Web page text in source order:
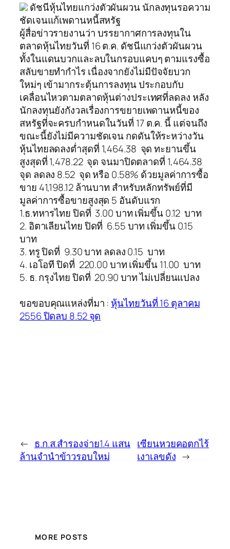
ดัชนีหุ้นไทยแกว่งตัวผันผวน นักลงทุนรอความ
ชัดเจนแก้เพดานหนี้สหรัฐ
ผู้สื่อข่าวรายงานว่า บรรยากาศการลงทุนใน
ตลาดหุ้นไทยวันที่ 16 ต.ค. ดัชนีแกว่งตัวผันผวน
ทั้งในแดนบวกและลบในกรอบแคบๆ ตามแรงซื้อ
สลับขายทำกำไร เนื่องจากยังไม่มีปัจจัยบวก
ใหม่ๆ เข้ามากระตุ้นการลงทุน ประกอบกับ
เคลื่อนไหวตามตลาดหุ้นต่างประเทศที่ลดลง หลัง
นักลงทุนยังกังวลเรื่องการขยายเพดานหนี้ของ
สหรัฐที่จะครบกำหนดในวันที่ 17 ต.ค. นี้ แต่จนถึง
ขณะนี้ยังไม่มีความชัดเจน กดดันให้ระหว่างวัน
หุ้นไทยลดลงต่ำสุดที่ 1,464.38 จุด ทะยานขึ้น
สูงสุดที่ 1,478.22 จุด จนมาปิดตลาดที่ 1,464.38
จุด ลดลง 8.52 จุด หรือ 0.58% ด้วยมูลค่าการซื้อ
ขาย 41,198.12 ล้านบาท สำหรับหลักทรัพย์ที่มี
มูลค่าการซื้อขายสูงสุด 5 อันดับแรก
1.ธ.ทหารไทย ปิดที่ 3.00 บาท เพิ่มขึ้น 0.12 บาท
2. อิตาเลียนไทย ปิดที่ 6.55 บาท เพิ่มขึ้น 0.15
บาท
3. ทรู ปิดที่ 9.30 บาท ลดลง 0.15 บาท
4. เอโอที ปิดที่ 220.00 บาท เพิ่มขึ้น 11.00 บาท
5. ธ. กรุงไทย ปิดที่ 20.90 บาท ไม่เปลี่ยนแปลง
ขอขอบคุณแหล่งที่มา : หุ้นไทยวันที่ 16 ตุลาคม
2556 ปิดลบ 8.52 จุด
← ธ.ก.ส.สำรองจ่าย1.4 แสน
ล้านจำนำข้าวรอบใหม่
เซียนหวยคอตกไร้
เงาเลขดัง →
MORE POSTS